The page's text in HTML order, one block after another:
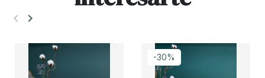
Anterior
keyboard_arrow_left Siguiente
keyboard_arrow_right
-30%